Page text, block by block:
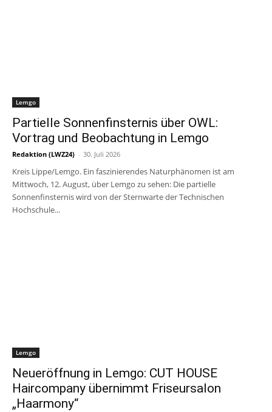
Lemgo
Partielle Sonnenfinsternis über OWL:
Vortrag und Beobachtung in Lemgo
Redaktion (LWZ24) - 30. Juli 2026
Kreis Lippe/Lemgo. Ein faszinierendes Naturphänomen ist am
Mittwoch, 12. August, über Lemgo zu sehen: Die partielle
Sonnenfinsternis wird von der Sternwarte der Technischen
Hochschule...
Lemgo
Neueröffnung in Lemgo: CUT HOUSE
Haircompany übernimmt Friseursalon
„Haarmony“